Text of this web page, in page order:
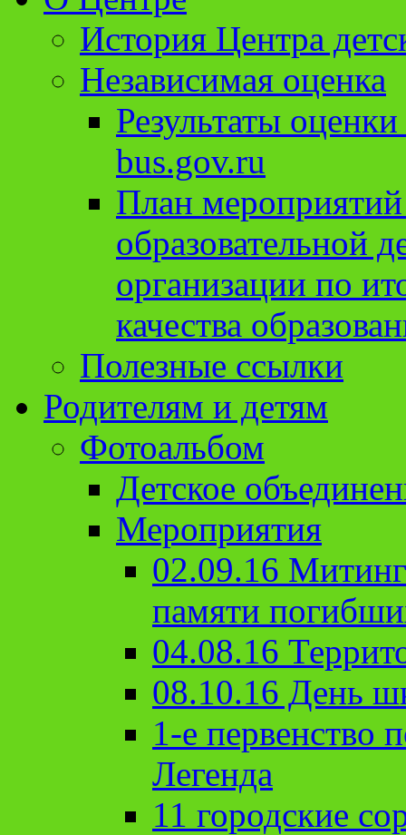
История Центра
Независимая оценка
Результаты
bus.gov.ru
План
образовательной
организации по
качества
Полезные ссылки
Родителям и детям
Фотоальбом
Детское
Мероприятия
02.09.16
памяти
04.08.16
08.10.16 День
1-е первенство
Легенда
11 городские